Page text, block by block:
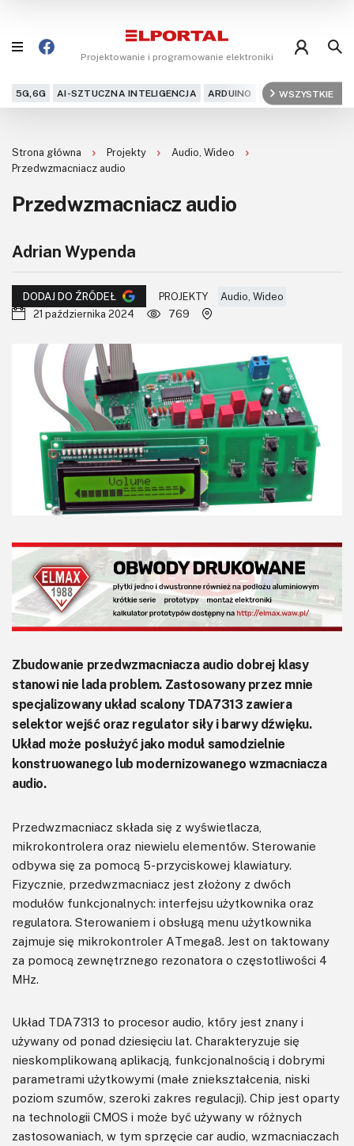
Projektowanie i programowanie elektroniki
5G,6G AI-SZTUCZNA INTELIGENCJA ARDUINO ARM AUDIO
WSZYSTKIE
Projekty
Kursy
DIY+
Dla Ciebie
KITy AVT
Kontakt
Newsletter
Magazyny
Archiwum
Do pobrania
Strona główna Projekty
Audio, Wideo
Przedwzmacniacz audio
Przedwzmacniacz audio
Adrian Wypenda
DODAJ DO ŹRÓDEŁ PROJEKTY
Audio, Wideo
21 października 2024
769
Zbudowanie przedwzmacniacza audio dobrej klasy
stanowi nie lada problem. Zastosowany przez mnie
specjalizowany układ scalony TDA7313 zawiera
selektor wejść oraz regulator siły i barwy dźwięku.
Układ może posłużyć jako moduł samodzielnie
konstruowanego lub modernizowanego wzmacniacza
audio.
Przedwzmacniacz składa się z wyświetlacza,
mikrokontrolera oraz niewielu elementów. Sterowanie
odbywa się za pomocą 5-przyciskowej klawiatury.
Fizycznie, przedwzmacniacz jest złożony z dwóch
modułów funkcjonalnych: interfejsu użytkownika oraz
regulatora. Sterowaniem i obsługą menu użytkownika
zajmuje się mikrokontroler ATmega8. Jest on taktowany
za pomocą zewnętrznego rezonatora o częstotliwości 4
MHz.
Układ TDA7313 to procesor audio, który jest znany i
używany od ponad dziesięciu lat. Charakteryzuje się
nieskomplikowaną aplikacją, funkcjonalnością i dobrymi
parametrami użytkowymi (małe zniekształcenia, niski
poziom szumów, szeroki zakres regulacji). Chip jest oparty
na technologii CMOS i może być używany w różnych
zastosowaniach, w tym sprzęcie car audio, wzmacniaczach